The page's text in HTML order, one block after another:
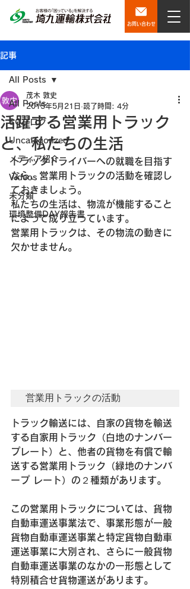
お問い合わせ
記事
All Posts
SQブログ
Uncategorized
メディア紹介
Videos
未分類
環境整備DAY報告書
All Posts
活躍する営業用トラック
と、私たちの生活
茂木 敦史
2015年5月21日 読了時間: 4分
トラックドライバーへの就職を目指す
なら、営業用トラックの活動を確認し
ておきましょう。
私たちの生活は、物流が機能すること
によって成り立っています。
営業用トラックは、その物流の動きに
欠かせません。
営業用トラックの活動
トラック輸送には、自家の貨物を輸送
する自家用トラック（白地のナンバー
プレート）と、他者の貨物を有償で輸
送する営業用トラック（緑地のナンバ
ープ レート）の２種類があります。
この営業用トラックについては、貨物
自動車運送事業法で、事業形態が一般
貨物自動車運送事業と特定貨物自動車
運送事業に大別され、さらに一般貨物
自動車運送事業のなかの一形態として
特別積合せ貨物運送があります。